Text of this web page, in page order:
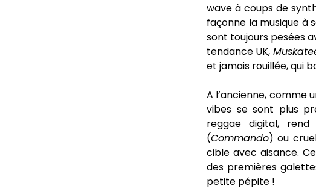
wave à coups de
façonne la musique à
sont toujours pesées
tendance UK,
et jamais rouillée, qui
A l’ancienne, comme
vibes se sont plus
reggae digital,
(Commando) ou
cible avec aisance.
des premières
petite pépite !